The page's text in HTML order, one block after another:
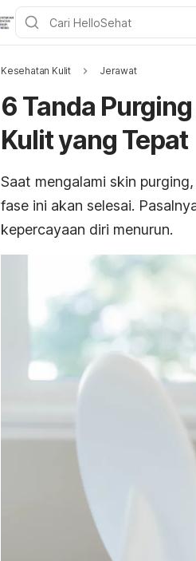
Kesehatan Kulit Jerawat
6 Tanda
Kulit yang Tepat
Saat mengalami skin purging
fase ini akan selesai.
kepercayaan diri menurun.